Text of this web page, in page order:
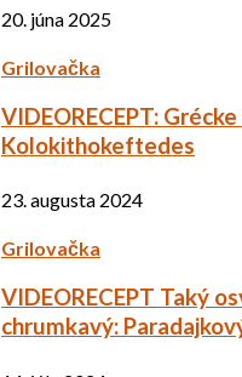
20. júna 2025
Grilovačka
VIDEORECEPT:
Kolokithokeftedes
23. augusta 2024
Grilovačka
VIDEORECEPT Taký
chrumkavý: